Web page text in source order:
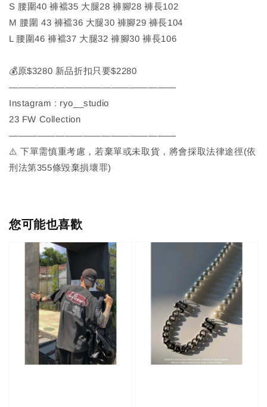
S 腰圍40 褲襠35 大腿28 褲腳28 褲長102
M 腰圍 43 褲襠36 大腿30 褲腳29 褲長104
L 腰圍46 褲襠37 大腿32 褲腳30 褲長106
💰原$3280 新品折扣只要$2280
——————————————————
Instagram : ryo__studio
23 FW Collection
——————————————————
⚠️ 下單需慎重考慮，若棄單或未取貨，將會採取法律途徑(依
刑法第355條毀棄損壞罪)
您可能也喜歡